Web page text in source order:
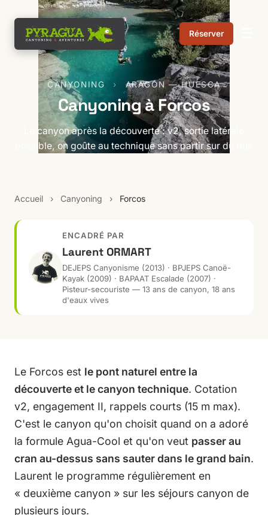
Réserver
CANYONING › ARAGÓN — HUESCA
Canyoning à Forcos
Le canyon après la découverte : v2, sortie latérale
possible, on goûte au technique sans partir sur du dur.
Accueil › Canyoning › Forcos
ENCADRÉ PAR
Laurent ORMART
DEJEPS Canyonisme (2013) · BPJEPS Canoë-
Kayak (2009) · BAPAAT Escalade (2007) ·
Pisteur-secouriste — 13 ans de canyon, 18 ans
d'eaux vives
Le Forcos est le pont naturel entre la
découverte et le canyon technique. Cotation
v2, engagement II, rappels courts (15 m max).
C'est le canyon qu'on choisit quand on a adoré
la formule Agua-Cool et qu'on veut passer au
cran au-dessus sans sauter dans le grand bain.
Laurent le programme régulièrement en
« deuxième canyon » sur les séjours canyon de
plusieurs jours.